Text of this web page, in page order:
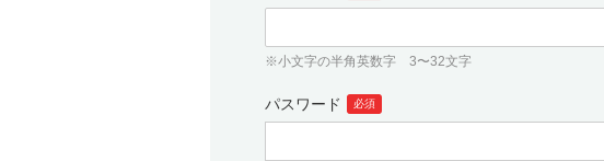
※小文字の半角英数字 3〜32文字
パスワード 必須